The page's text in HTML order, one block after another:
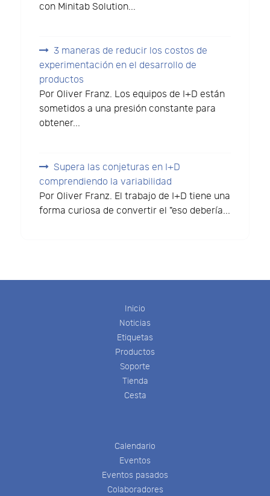
con Minitab Solution...
3 maneras de reducir los costos de
experimentación en el desarrollo de
productos
Por Oliver Franz. Los equipos de I+D están
sometidos a una presión constante para
obtener...
Supera las conjeturas en I+D
comprendiendo la variabilidad
Por Oliver Franz. El trabajo de I+D tiene una
forma curiosa de convertir el "eso debería...
Inicio
Noticias
Etiquetas
Productos
Soporte
Tienda
Cesta
Calendario
Eventos
Eventos pasados
Colaboradores